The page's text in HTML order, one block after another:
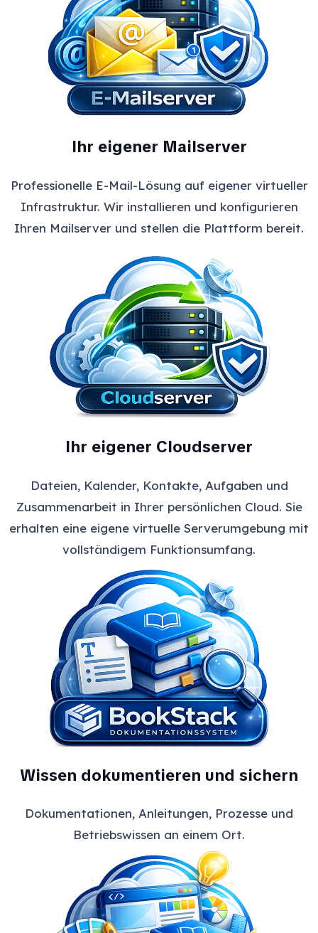
Ihr eigener Mailserver
Professionelle E-Mail-Lösung auf eigener virtueller
Infrastruktur. Wir installieren und konfigurieren
Ihren Mailserver und stellen die Plattform bereit.
Ihr eigener Cloudserver
Dateien, Kalender, Kontakte, Aufgaben und
Zusammenarbeit in Ihrer persönlichen Cloud. Sie
erhalten eine eigene virtuelle Serverumgebung mit
vollständigem Funktionsumfang.
Wissen dokumentieren und sichern
Dokumentationen, Anleitungen, Prozesse und
Betriebswissen an einem Ort.